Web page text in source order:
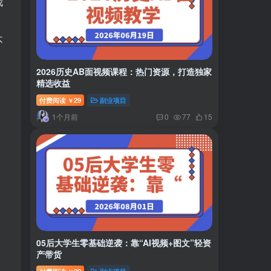
2026历史AB面视频课程：热门资源，打造独家
精选收益
付费阅读 ￥29 副业项目
1个月前 0 77 15
05后大学生零基础逆袭：靠“AI视频+图文”轻资
产带货